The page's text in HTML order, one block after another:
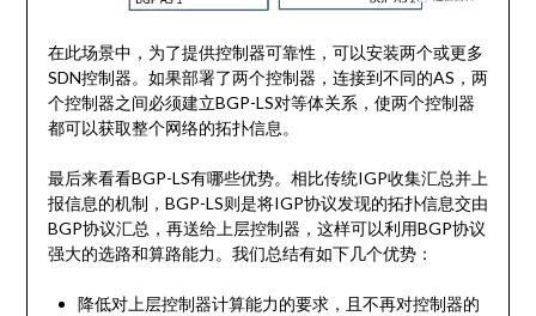
在此场景中，为了提供控制器可靠性，可以安装两个或更多
SDN控制器。如果部署了两个控制器，连接到不同的AS，两
个控制器之间必须建立BGP-LS对等体关系，使两个控制器
都可以获取整个网络的拓扑信息。
最后来看看BGP-LS有哪些优势。相比传统IGP收集汇总并上
报信息的机制，BGP-LS则是将IGP协议发现的拓扑信息交由
BGP协议汇总，再送给上层控制器，这样可以利用BGP协议
强大的选路和算路能力。我们总结有如下几个优势：
降低对上层控制器计算能力的要求，且不再对控制器的